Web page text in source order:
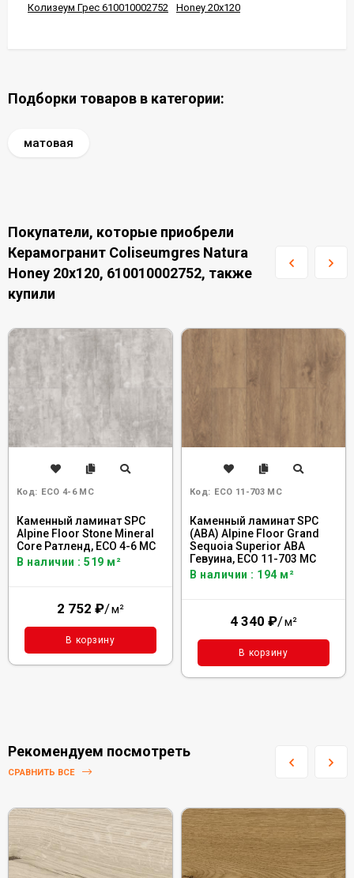
Колизеум Грес 610010002752 Honey 20x120
Подборки товаров в категории:
матовая
Покупатели, которые приобрели
Керамогранит Coliseumgres Natura
Honey 20x120, 610010002752, также
купили
Код: ECO 4-6 MC
Каменный ламинат SPC
Alpine Floor Stone Mineral
Core Ратленд, ECO 4-6 MC
В наличии : 519 м²
2 752 ₽/м²
В корзину
Код: ECO 11-703 MC
Каменный ламинат SPC
(ABA) Alpine Floor Grand
Sequoia Superior ABA
Гевуина, ECO 11-703 MC
В наличии : 194 м²
4 340 ₽/м²
В корзину
Рекомендуем посмотреть
СРАВНИТЬ ВСЕ